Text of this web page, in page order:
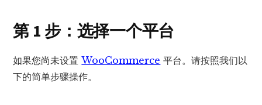
第 1 步：选择一个平台
如果您尚未设置WooCommerce 平台。请按照我们以
下的简单步骤操作。